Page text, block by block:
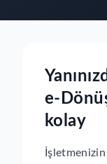
e-
kolay